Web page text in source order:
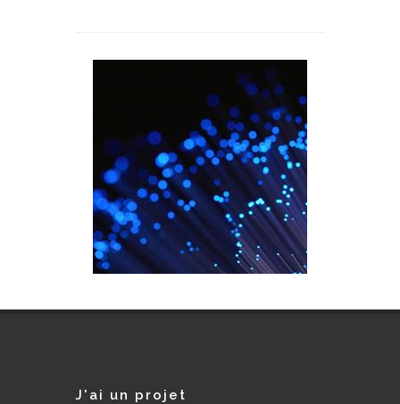
J'ai un projet